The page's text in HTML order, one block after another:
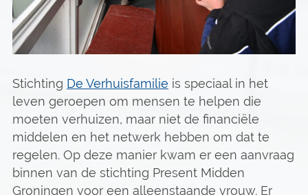
Stichting De Verhuisfamilie is speciaal in het
leven geroepen om mensen te helpen die
moeten verhuizen, maar niet de financiële
middelen en het netwerk hebben om dat te
regelen. Op deze manier kwam er een aanvraag
binnen van de stichting Present Midden
Groningen voor een alleenstaande vrouw. Er